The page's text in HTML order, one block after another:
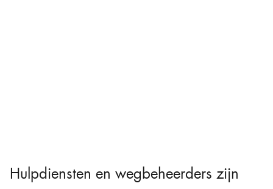
Hulpdiensten en wegbeheerders zijn